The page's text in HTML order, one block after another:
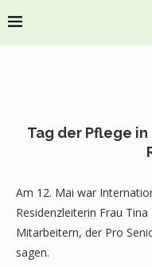
Tag der Pflege
Am 12. Mai war
Residenzleiterin Frau
Mitarbeitern, der Pro
sagen.